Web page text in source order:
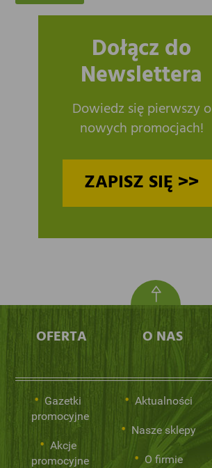
Dołącz do
Newslettera
Dowiedz się pierwszy o
nowych promocjach!
ZAPISZ SIĘ >>
OFERTA
Gazetki
promocyjne
Akcje
promocyjne
O NAS
Aktualności
Nasze sklepy
O firmie